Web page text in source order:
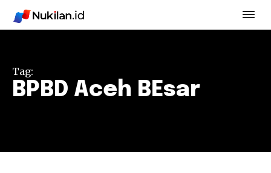
Tag:
BPBD Aceh BEsar